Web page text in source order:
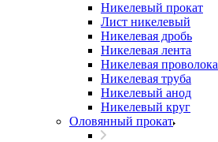
Никелевый прокат
Лист никелевый
Никелевая дробь
Никелевая лента
Никелевая проволока
Никелевая труба
Никелевый анод
Никелевый круг
Оловянный прокат